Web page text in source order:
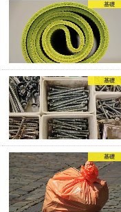
基礎
基礎
基礎